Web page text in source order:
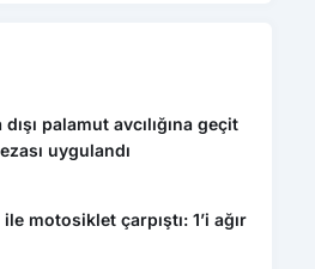
palamut avcılığına geçit
uygulandı
motosiklet çarpıştı: 1’i ağır